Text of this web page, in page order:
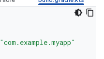
"com.example.myapp"